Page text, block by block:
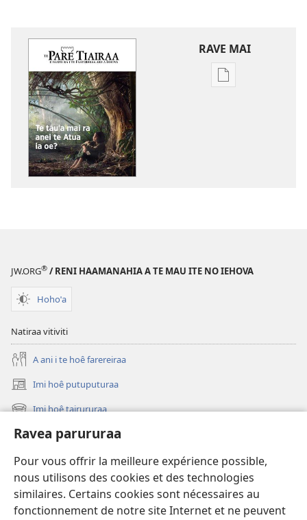
Ravea parururaa
Pour vous offrir la meilleure expérience possible,
nous utilisons des cookies et des technologies
similaires. Certains cookies sont nécessaires au
fonctionnement de notre site Internet et ne peuvent
RAVE MAI
No
Te
anei
oe?
JW.ORG® / RENI HAAMANAHIA A TE MAU ITE NO IEHOVA
Hohoˈa
Natiraa vitiviti
A ani i te hoê farereiraa
Imi hoê putuputuraa
(opens
new Imi hoê tairururaa
(opens
new
window)
Eaha te mea apî
Video
Maimiraa
Te mau ô